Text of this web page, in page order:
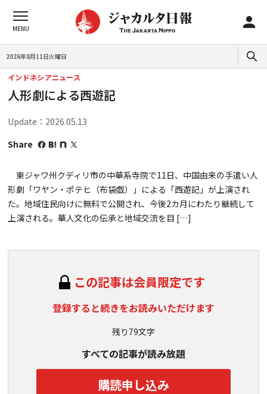
2026年8月11日火曜日
インドネシアニュース
人形劇による西遊記
Update：2026.05.13
Share
東ジャワ州クディリ市の中華系寺院で11日、中国由来の手遣い人
形劇「ワヤン・ポテヒ（布袋戯）」による「西遊記」が上演され
た。地域住民向けに無料で公開され、今後2カ月にわたり継続して
上演される。華人文化の伝承と地域交流を目 […]
この記事は会員限定です
登録すると続きをお読みいただけます
残り79文字
すべての記事が読み放題
購読申し込み